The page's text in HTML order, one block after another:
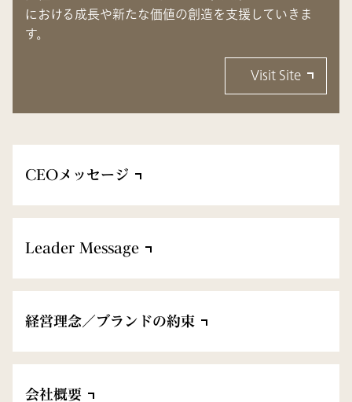
における成長や新たな価値の創造を支援していきま
す。
Visit Site
CEOメッセージ
Leader Message
経営理念／ブランドの約束
会社概要